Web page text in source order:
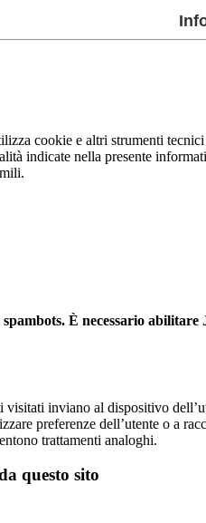
cookie e altri strumenti
indicate nella presente
È necessario
inviano al dispositivo
preferenze dell’utente o a
trattamenti analoghi.
questo sito